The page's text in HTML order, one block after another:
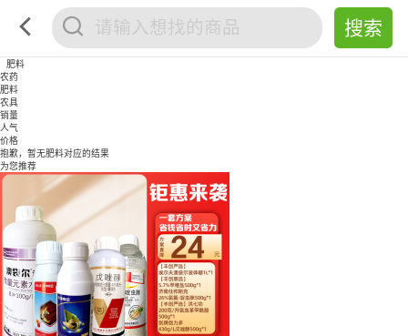
肥料
农药
肥料
农具
销量
人气
价格
抱歉，暂无肥料对应的结果
为您推荐